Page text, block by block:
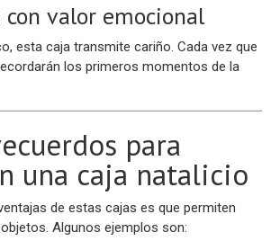
con valor emocional
esta caja transmite cariño. Cada vez que
los primeros momentos de la
para
una caja natalicio
de estas cajas es que permiten
Algunos ejemplos son: